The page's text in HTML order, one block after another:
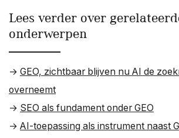
Lees verder over
onderwerpen
→ GEO, zichtbaar blijven nu AI de
overneemt
→ SEO als fundament onder GEO
→ AI-toepassing als instrument naast